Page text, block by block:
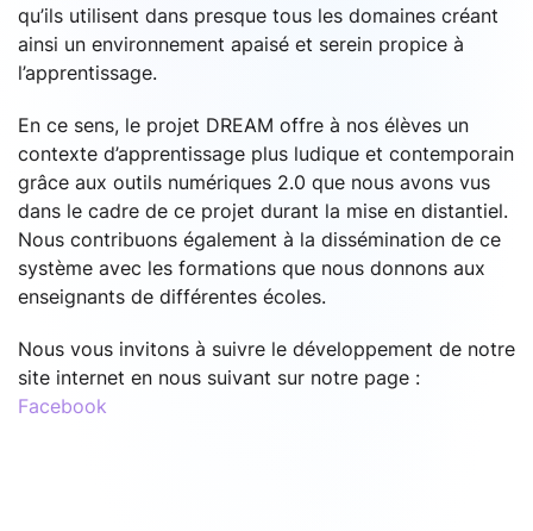
qu’ils utilisent dans presque tous les domaines créant
ainsi un environnement apaisé et serein propice à
l’apprentissage.
En ce sens, le projet DREAM offre à nos élèves un
contexte d’apprentissage plus ludique et contemporain
grâce aux outils numériques 2.0 que nous avons vus
dans le cadre de ce projet durant la mise en distantiel.
Nous contribuons également à la dissémination de ce
système avec les formations que nous donnons aux
enseignants de différentes écoles.
Nous vous invitons à suivre le développement de notre
site internet en nous suivant sur notre page :
Facebook